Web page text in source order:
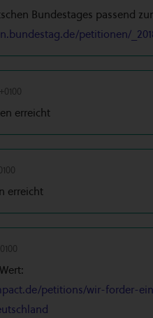
Bundestages passend
petitionen/
erreicht
erreicht
petitions/wir-forder-